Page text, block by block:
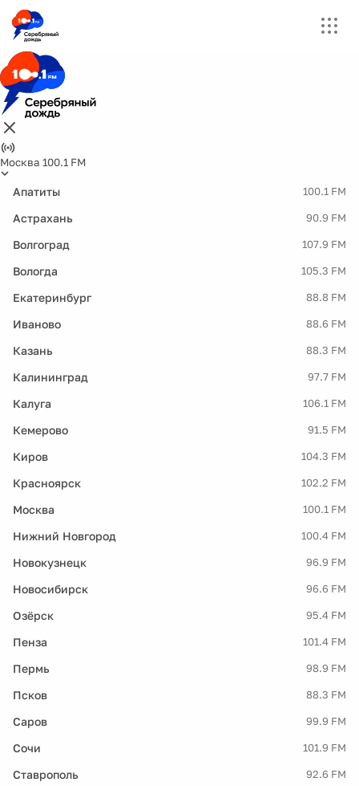
Москва 100.1 FM
Апатиты 100.1 FM
Астрахань 90.9 FM
Волгоград 107.9 FM
Вологда 105.3 FM
Екатеринбург 88.8 FM
Иваново 88.6 FM
Казань 88.3 FM
Калининград 97.7 FM
Калуга 106.1 FM
Кемерово 91.5 FM
Киров 104.3 FM
Красноярск 102.2 FM
Москва 100.1 FM
Нижний Новгород 100.4 FM
Новокузнецк 96.9 FM
Новосибирск 96.6 FM
Озёрск 95.4 FM
Пенза 101.4 FM
Пермь 98.9 FM
Псков 88.3 FM
Саров 99.9 FM
Сочи 101.9 FM
Ставрополь 92.6 FM